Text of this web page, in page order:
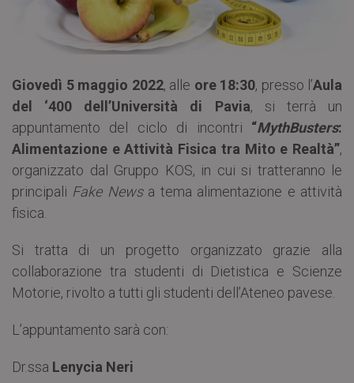
Giovedì 5 maggio 2022, alle ore 18:30, presso l’Aula
del ‘400 dell’Università di Pavia, si terrà un
appuntamento del ciclo di incontri “MythBusters:
Alimentazione e Attività Fisica tra Mito e Realtà”,
organizzato dal Gruppo KOS, in cui si tratteranno le
principali Fake Newsa tema alimentazione e attività
fisica.
Si tratta di un progetto organizzato grazie alla
collaborazione tra studenti di Dietistica e Scienze
Motorie, rivolto a tutti gli studenti dell’Ateneo pavese.
L’appuntamento sarà con:
Dr.ssa Lenycia Neri